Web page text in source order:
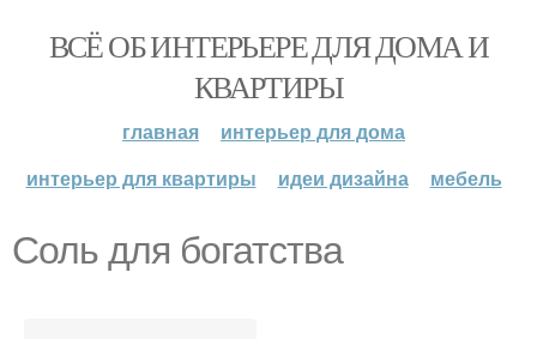
ВСЁ ОБ ИНТЕРЬЕРЕ ДЛЯ ДОМА И
КВАРТИРЫ
главная
интерьер для дома
интерьер для квартиры
идеи дизайна мебель
Соль для богатства